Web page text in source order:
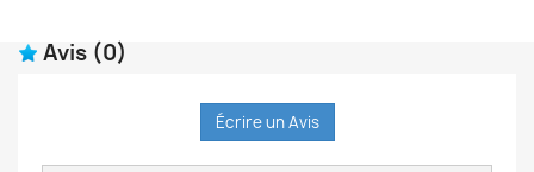
Avis (0)
Écrire un Avis